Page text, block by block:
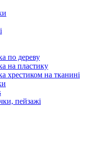
по дереву
на пластику
хрестиком на тканині
пейзажі